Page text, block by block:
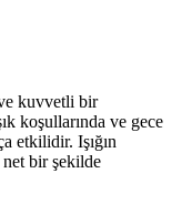
kuvvetli bir
koşullarında ve gece
etkilidir. Işığın
bir şekilde